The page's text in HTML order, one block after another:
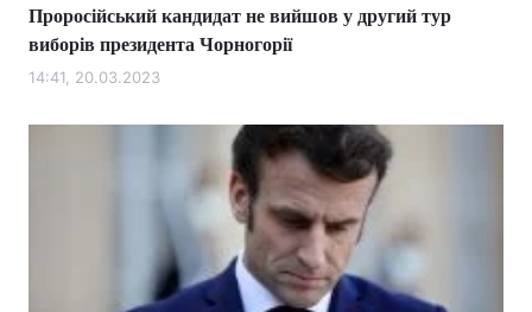
Проросійський кандидат не вийшов у другий тур
виборів президента Чорногорії
14:41, 20.03.2023